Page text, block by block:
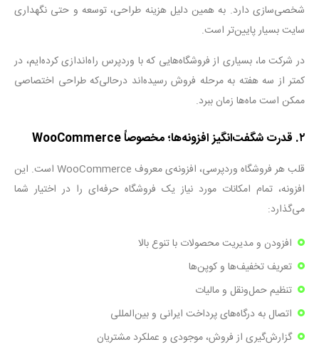
شخصی‌سازی دارد. به همین دلیل هزینه طراحی، توسعه و حتی نگهداری
سایت بسیار پایین‌تر است.
در شرکت ما، بسیاری از فروشگاه‌هایی که با وردپرس راه‌اندازی کرده‌ایم، در
کمتر از سه هفته به مرحله فروش رسیده‌اند درحالی‌که طراحی اختصاصی
ممکن است ماه‌ها زمان ببرد.
۲. قدرت شگفت‌انگیز افزونه‌ها؛ مخصوصاًWooCommerce
قلب هر فروشگاه وردپرسی، افزونه‌ی معروفWooCommerce
است. این
افزونه، تمام امکانات مورد نیاز یک فروشگاه حرفه‌ای را در اختیار شما
می‌گذارد:
افزودن و مدیریت محصولات با تنوع بالا
تعریف تخفیف‌ها و کوپن‌ها
تنظیمحمل‌ونقلو مالیات
اتصال به درگاه‌هایپرداخت ایرانی و بین‌المللی
گزارش‌گیری از فروش، موجودی و عملکرد مشتریان